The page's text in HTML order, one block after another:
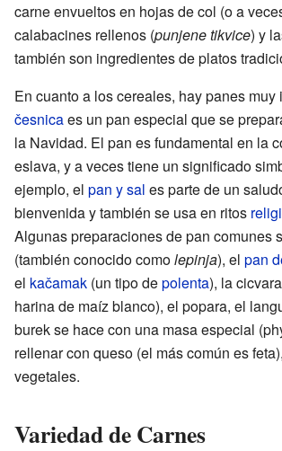
carne envueltos en hojas de col (o a
calabacines rellenos (punjene tikvice) y
también son ingredientes de platos
En cuanto a los cereales, hay panes muy
česnicaes un pan especial que se
la Navidad. El pan es fundamental en la
eslava, y a veces tiene un significado
ejemplo, el pan y sal es parte de un
bienvenida y también se usa en ritos
Algunas preparaciones de pan comunes
(también conocido comolepinja), el pan
el kačamak (un tipo depolenta), la
harina de maíz blanco), el popara, el
burek se hace con una masa especial
rellenar con queso (el más común es
vegetales.
Variedad de Carnes